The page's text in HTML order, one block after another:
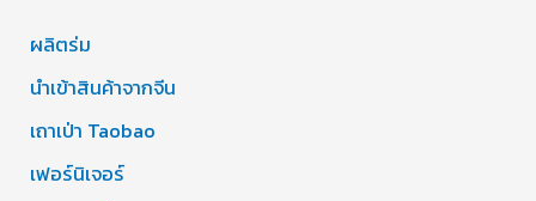
ผลิตร่ม
นำเข้าสินค้าจากจีน
เถาเป่า Taobao
เฟอร์นิเจอร์